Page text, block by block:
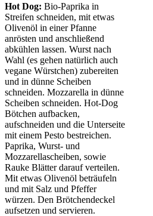
Hot Dog: Bio-Paprika in
Streifen schneiden, mit etwas
Olivenöl in einer Pfanne
anrösten und anschließend
abkühlen lassen. Wurst nach
Wahl (es gehen natürlich auch
vegane Würstchen) zubereiten
und in dünne Scheiben
schneiden. Mozzarella in dünne
Scheiben schneiden. Hot-Dog
Bötchen aufbacken,
aufschneiden und die Unterseite
mit einem Pesto bestreichen.
Paprika, Wurst- und
Mozzarellascheiben, sowie
Rauke Blätter darauf verteilen.
Mit etwas Olivenöl beträufeln
und mit Salz und Pfeffer
würzen. Den Brötchendeckel
aufsetzen und servieren.